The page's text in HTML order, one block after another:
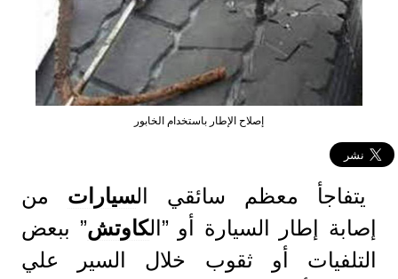
إصلاح الإطار باستخدام الخابور
يتفاجأ معظم سائقي السيارات من
إصابة إطار السيارة أو ”الكاوتش” ببعض
التلفيات أو ثقوب خلال السير علي